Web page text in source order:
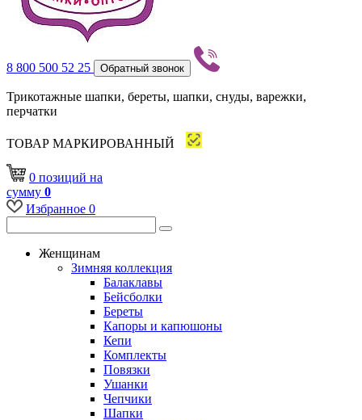
8 800 500 52 25 Обратный звонок
Трикотажные шапки, береты, шапки, снуды, варежки,
перчатки
ТОВАР МАРКИРОВАННЫЙ
0 позиций на
сумму 0
Избранное 0
Женщинам
Зимняя коллекция
Балаклавы
Бейсболки
Береты
Капоры и капюшоны
Кепи
Комплекты
Повязки
Ушанки
Чепчики
Шапки